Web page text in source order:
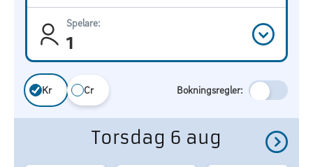
Spelare:
1
Kr Cr Bokningsregler:
Torsdag 6 aug